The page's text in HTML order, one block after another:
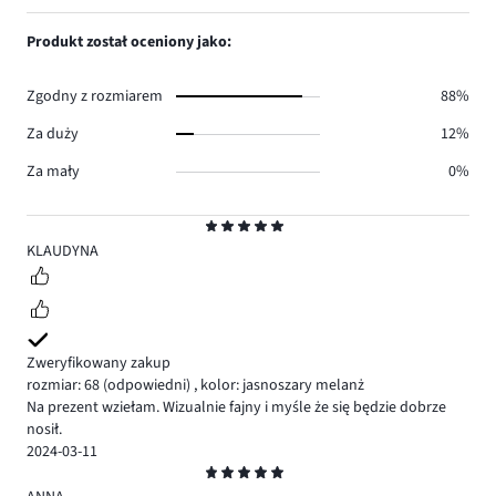
5
KLAUDYNA
Zweryfikowany zakup
rozmiar: 68 (odpowiedni) , kolor: jasnoszary melanż
Na prezent wziełam. Wizualnie fajny i myśle że się będzie dobrze
nosił.
2024-03-11
1,
Produkt został oceniony jako:
Zgodny z rozmiarem
88%
Za duży
12%
Za mały
0%